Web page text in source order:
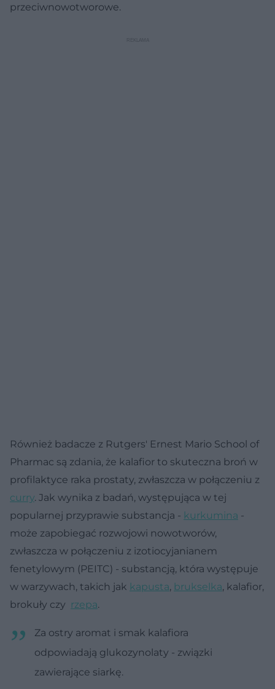
przeciwnowotworowe.
Również badacze z Rutgers' Ernest Mario School of
Pharmac są zdania, że kalafior to skuteczna broń w
profilaktyce raka prostaty, zwłaszcza w połączeniu z
curry. Jak wynika z badań, występująca w tej
popularnej przyprawie substancja - kurkumina -
może zapobiegać rozwojowi nowotworów,
zwłaszcza w połączeniu z izotiocyjanianem
fenetylowym (PEITC) - substancją, która występuje
w warzywach, takich jak kapusta, brukselka, kalafior,
brokuły czy rzepa.
Za ostry aromat i smak kalafiora
odpowiadają glukozynolaty - związki
zawierające siarkę.